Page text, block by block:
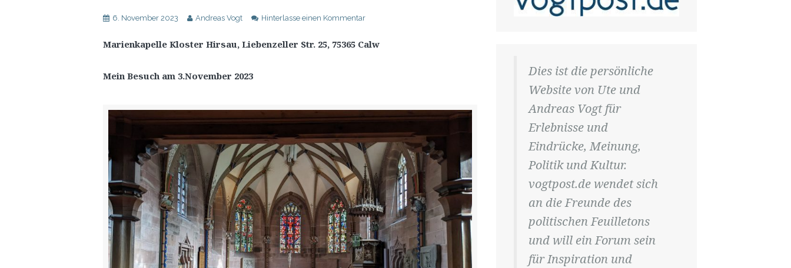
6. November 2023 Andreas Vogt Hinterlasse einen Kommentar
Marienkapelle Kloster Hirsau, Liebenzeller Str. 25, 75365 Calw
Mein Besuch am 3.November 2023
Dies ist die persönliche
Website von Ute und
Andreas Vogt für
Erlebnisse und
Eindrücke, Meinung,
Politik und Kultur.
vogtpost.de wendet sich
an die Freunde des
politischen Feuilletons
und will ein Forum sein
für Inspiration und